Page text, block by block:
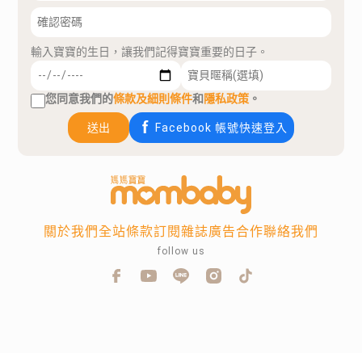
輸入寶寶的生日，讓我們記得寶寶重要的日子。
您同意我們的條款及細則條件和隱私政策 。
送出 Facebook 帳號快速登入
關於我們全站條款訂閱雜誌廣告合作聯絡我們
follow us